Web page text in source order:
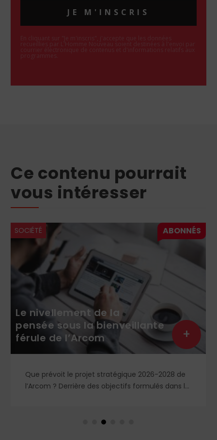
JE M'INSCRIS
En cliquant sur "Je m'inscris", j'accepte que les données
recueillies par L'Homme Nouveau soient destinées à l'envoi par
courrier électronique de contenus et d'informations relatifs aux
programmes.
Ce contenu pourrait
vous intéresser
SOCIÉTÉ
Le nivellement de la
pensée sous la bienveillante
férule de l’Arcom
Que prévoit le projet stratégique 2026-2028 de
l’Arcom ? Derrière des objectifs formulés dans le
un système liberticide de surveillance et de
+